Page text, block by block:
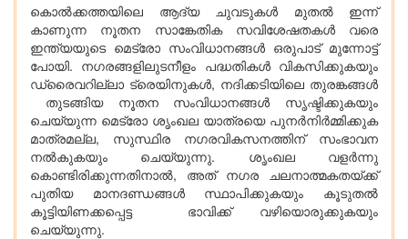
കൊൽക്കത്തയിലെ ആദ്യ ചുവടുകൾ മുതൽ ഇന്ന്
കാണുന്ന നൂതന സാങ്കേതിക സവിശേഷതകൾ വരെ
ഇന്ത്യയുടെ മെട്രോ സംവിധാനങ്ങൾ ഒരുപാട് മുന്നോട്ട്
പോയി. നഗരങ്ങളിലുടനീളം പദ്ധതികൾ വികസിക്കുകയും
ഡ്രൈവറില്ലാ ട്രെയിനുകൾ, നദിക്കടിയിലെ തുരങ്കങ്ങൾ
തുടങ്ങിയ നൂതന സംവിധാനങ്ങൾ സൃഷ്ടിക്കുകയും
ചെയ്യുന്ന മെട്രോ ശൃംഖല യാത്രയെ പുനർനിർമ്മിക്കുക
മാത്രമല്ല, സുസ്ഥിര നഗരവികസനത്തിന് സംഭാവന
നൽകുകയും ചെയ്യുന്നു. ശൃംഖല വളർന്നു
കൊണ്ടിരിക്കുന്നതിനാൽ, അത് നഗര ചലനാത്മകതയ്ക്ക്
പുതിയ മാനദണ്ഡങ്ങൾ സ്ഥാപിക്കുകയും കൂടുതൽ
കൂട്ടിയിണക്കപ്പെട്ട ഭാവിക്ക് വഴിയൊരുക്കുകയും
ചെയ്യുന്നു.